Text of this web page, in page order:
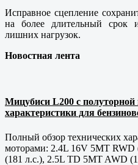
Исправное сцепление
на более длительный
лишних нагрузок.
Новостная лента
Мицубиси L200 с полуторной
характеристики для
Полный обзор технических
моторами: 2.4L 16V 5MT
(181 л.с.), 2.5L TD 5MT AWD